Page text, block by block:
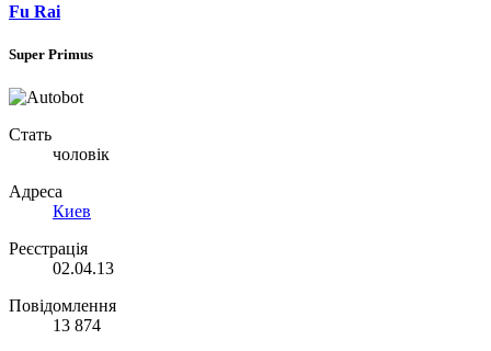
Fu Rai
Super Primus
Стать
чоловік
Адреса
Киев
Реєстрація
02.04.13
Повідомлення
13 874